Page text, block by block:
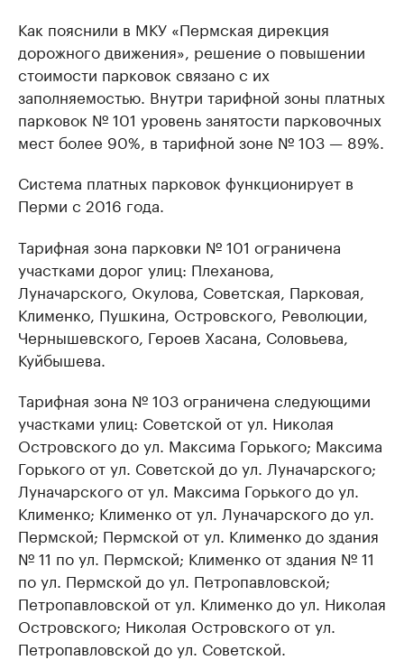
Как пояснили в МКУ «Пермская дирекция
дорожного движения», решение о повышении
стоимости парковок связано с их
заполняемостью. Внутри тарифной зоны платных
парковок № 101 уровень занятости парковочных
мест более 90%, в тарифной зоне № 103 — 89%.
Система платных парковок функционирует в
Перми с 2016 года.
Тарифная зона парковки № 101 ограничена
участками дорог улиц: Плеханова,
Луначарского, Окулова, Советская, Парковая,
Клименко, Пушкина, Островского, Революции,
Чернышевского, Героев Хасана, Соловьева,
Куйбышева.
Тарифная зона № 103 ограничена следующими
участками улиц: Советской от ул. Николая
Островского до ул. Максима Горького; Максима
Горького от ул. Советской до ул. Луначарского;
Луначарского от ул. Максима Горького до ул.
Клименко; Клименко от ул. Луначарского до ул.
Пермской; Пермской от ул. Клименко до здания
№ 11 по ул. Пермской; Клименко от здания № 11
по ул. Пермской до ул. Петропавловской;
Петропавловской от ул. Клименко до ул. Николая
Островского; Николая Островского от ул.
Петропавловской до ул. Советской.